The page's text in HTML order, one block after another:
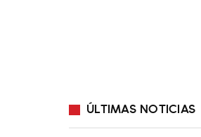
ÚLTIMAS NOTICIAS